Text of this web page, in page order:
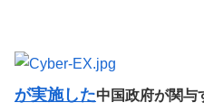
が実施した中国政府が関与